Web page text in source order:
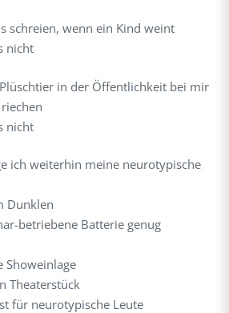
schreien, wenn ein Kind weint
nicht
in der Öffentlichkeit bei mir
nicht
ich weiterhin meine neurotypische
Dunklen
betriebene Batterie genug
Showeinlage
Theaterstück
für neurotypische Leute